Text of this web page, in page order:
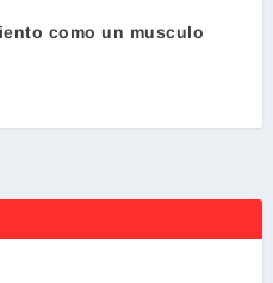
como un musculo